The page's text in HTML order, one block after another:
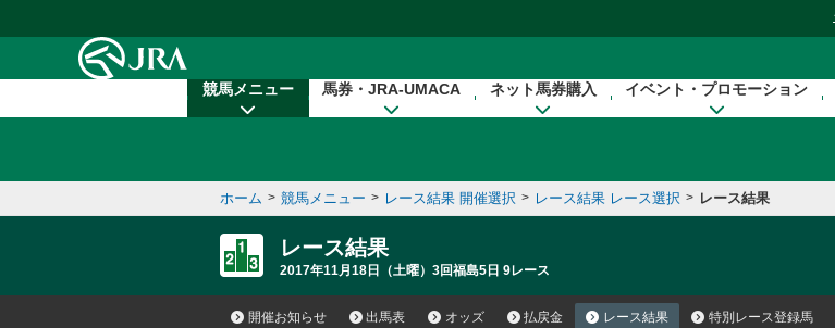
競馬メニュー 馬券・JRA-UMACA ネット馬券購入 イベント・プロモーション
ホーム > 競馬メニュー > レース結果 開催選択 > レース結果 レース選択 > レース結果
レース結果
2017年11月18日（土曜）3回福島5日 9レース
開催お知らせ 出馬表 オッズ 払戻金 レース結果 特別レース登録馬